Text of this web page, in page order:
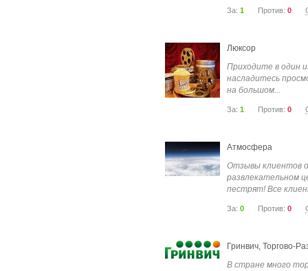
За: 1 Против: 0
Люксор
Приходите в один
насладитесь
на большом...
За: 1 Против: 0
Атмосфера
Отзывы клиентов
развлекательном
пестрят! Все
За: 0 Против: 0
Гринвич, Торгово-
В стране много